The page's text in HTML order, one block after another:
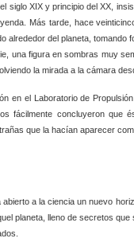
siglo XIX y principio del XX,
Más tarde, hace
alrededor del planeta,
una figura en sombras muy
la mirada a la cámara
en el Laboratorio de
fácilmente concluyeron que
que la hacían aparecer
a la ciencia un nuevo
planeta, lleno de secretos